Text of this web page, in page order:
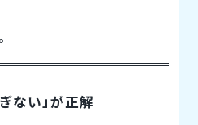
ない」が正解